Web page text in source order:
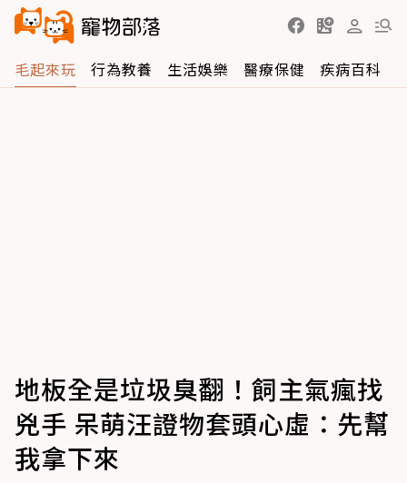
毛起來玩 行為教養 生活娛樂 醫療保健 疾病百科
地板全是垃圾臭翻！飼主氣瘋找
兇手 呆萌汪證物套頭心虛：先幫
我拿下來